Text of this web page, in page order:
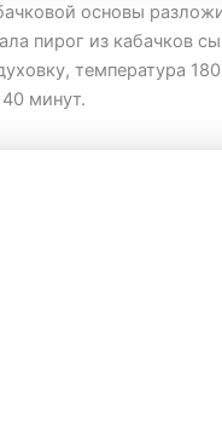
основы
пирог из кабачков
температура
минут.